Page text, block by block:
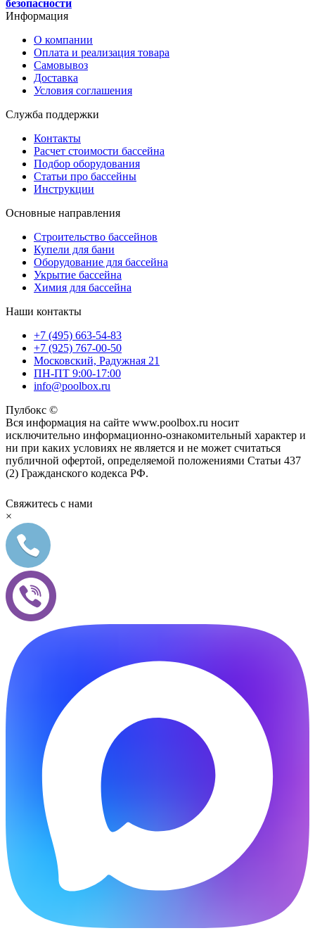
безопасности
Информация
О компании
Оплата и реализация товара
Самовывоз
Доставка
Условия соглашения
Служба поддержки
Контакты
Расчет стоимости бассейна
Подбор оборудования
Статьи про бассейны
Инструкции
Основные направления
Строительство бассейнов
Купели для бани
Оборудование для бассейна
Укрытие бассейна
Химия для бассейна
Наши контакты
+7 (495) 663-54-83
+7 (925) 767-00-50
Московский, Радужная 21
ПН-ПТ 9:00-17:00
info@poolbox.ru
Пулбокс ©
Вся информация на сайте www.poolbox.ru носит
исключительно информационно-ознакомительный характер и
ни при каких условиях не является и не может считаться
публичной офертой, определяемой положениями Статьи 437
(2) Гражданского кодекса РФ.
Свяжитесь с нами
×